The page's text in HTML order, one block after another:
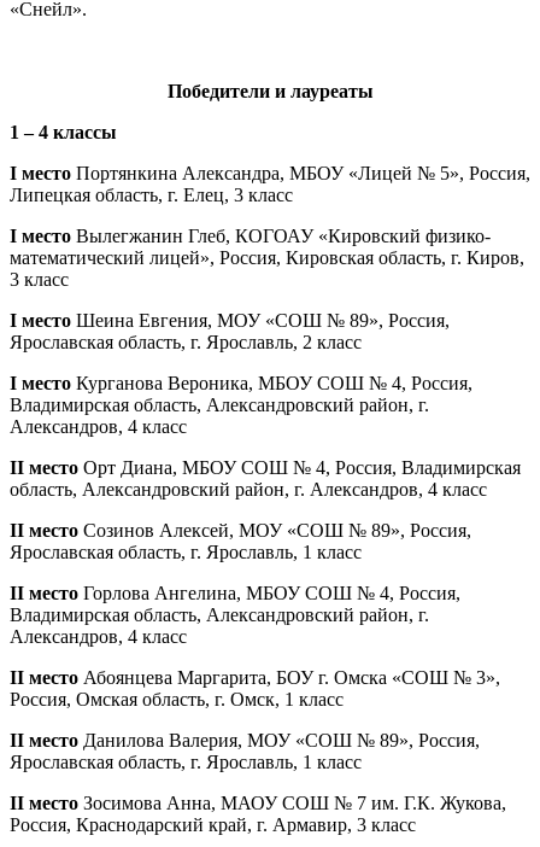
«Снейл».
Победители и лауреаты
1 – 4 классы
I место Портянкина Александра, МБОУ «Лицей № 5», Россия,
Липецкая область, г. Елец, 3 класс
I место Вылегжанин Глеб, КОГОАУ «Кировский физико-
математический лицей», Россия, Кировская область, г. Киров,
3 класс
I место Шеина Евгения, МОУ «СОШ № 89», Россия,
Ярославская область, г. Ярославль, 2 класс
I место Курганова Вероника, МБОУ СОШ № 4, Россия,
Владимирская область, Александровский район, г.
Александров, 4 класс
II место Орт Диана, МБОУ СОШ № 4, Россия, Владимирская
область, Александровский район, г. Александров, 4 класс
II место Созинов Алексей, МОУ «СОШ № 89», Россия,
Ярославская область, г. Ярославль, 1 класс
II место Горлова Ангелина, МБОУ СОШ № 4, Россия,
Владимирская область, Александровский район, г.
Александров, 4 класс
II место Абоянцева Маргарита, БОУ г. Омска «СОШ № 3»,
Россия, Омская область, г. Омск, 1 класс
II место Данилова Валерия, МОУ «СОШ № 89», Россия,
Ярославская область, г. Ярославль, 1 класс
II место Зосимова Анна, МАОУ СОШ № 7 им. Г.К. Жукова,
Россия, Краснодарский край, г. Армавир, 3 класс